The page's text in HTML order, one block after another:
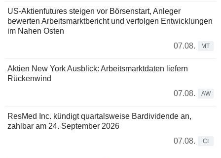
US-Aktienfutures steigen vor Börsenstart, Anleger
bewerten Arbeitsmarktbericht und verfolgen Entwicklungen
im Nahen Osten
07.08.
MT
Aktien New York Ausblick: Arbeitsmarktdaten liefern
Rückenwind
07.08.
AW
ResMed Inc. kündigt quartalsweise Bardividende an,
zahlbar am 24. September 2026
07.08.
CI